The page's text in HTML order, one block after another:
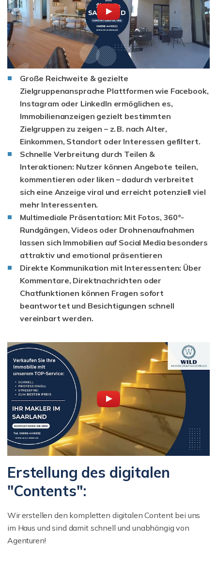
Große Reichweite & gezielte
Zielgruppenansprache Plattformen wie Facebook,
Instagram oder LinkedIn ermöglichen es,
Immobilienanzeigen gezielt bestimmten
Zielgruppen zu zeigen – z. B. nach Alter,
Einkommen, Standort oder Interessen gefiltert.
Schnelle Verbreitung durch Teilen &
Interaktionen: Nutzer können Angebote teilen,
kommentieren oder liken – dadurch verbreitet
sich eine Anzeige viral und erreicht potenziell viel
mehr Interessenten.
Multimediale Präsentation: Mit Fotos, 360°-
Rundgängen, Videos oder Drohnenaufnahmen
lassen sich Immobilien auf Social Media besonders
attraktiv und emotional präsentieren
Direkte Kommunikation mit Interessenten: Über
Kommentare, Direktnachrichten oder
Chatfunktionen können Fragen sofort
beantwortet und Besichtigungen schnell
vereinbart werden.
Erstellung des digitalen
"Contents":
Wir erstellen den kompletten digitalen Content bei uns
im Haus und sind damit schnell und unabhängig von
Agenturen!